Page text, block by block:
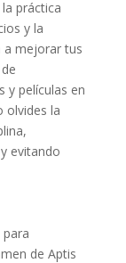
práctica
y la
a mejorar tus
y películas en
olvides la
evitando
de Aptis